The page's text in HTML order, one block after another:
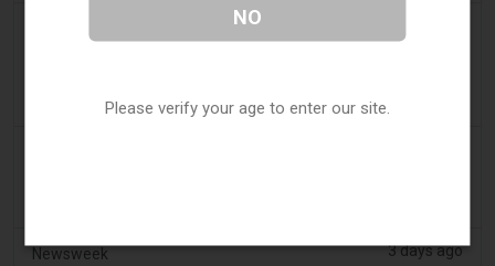
aromatisierte Vape-Verkäufe einschränken kann
Newsweek 3 days ago
NO
Please verify your age to enter our site.